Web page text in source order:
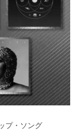
プ・ソング